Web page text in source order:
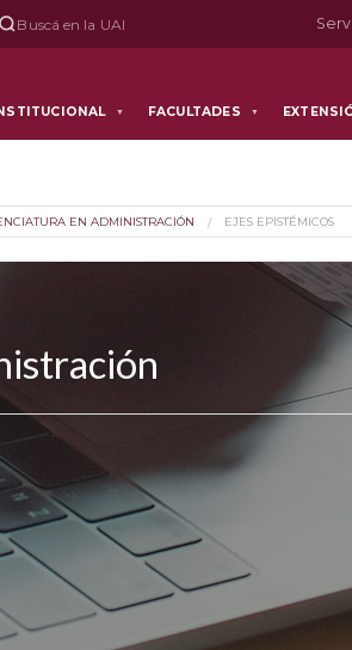
Buscá en la UAI
▼ FACULTADES ▼
EN ADMINISTRACIÓN EJES EPISTÉMICOS